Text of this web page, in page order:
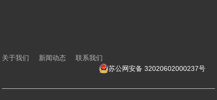
关于我们 新闻动态
联系我们
苏公网安备 32020602000237号